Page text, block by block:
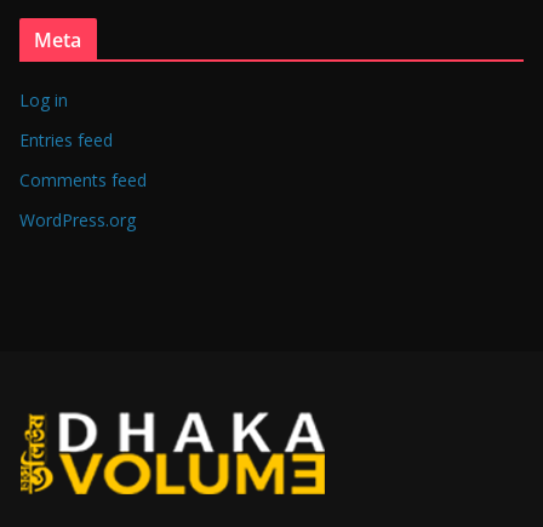
Meta
Log in
Entries feed
Comments feed
WordPress.org